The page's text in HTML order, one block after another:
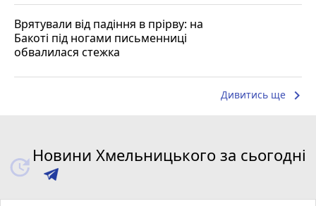
Врятували від падіння в прірву: на
Бакоті під ногами письменниці
обвалилася стежка
Дивитись ще keyboard_arrow_right
Новини Хмельницького за сьогодні